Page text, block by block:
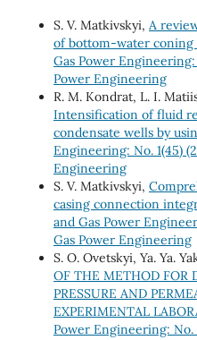
S. V. Matkivskyi, A
of bottom-water coning
Gas Power
Power Engineering
R. М. Kondrat, L. І.
Intensification of fluid
condensate wells by
Engineering: No. 1(45)
Engineering
S. V. Matkivskyi,
casing connection
and Gas Power
Gas Power Engineering
S. O. Ovetskyi, Ya. Ya.
OF THE METHOD FOR
PRESSURE AND
EXPERIMENTAL
Power Engineering: No.